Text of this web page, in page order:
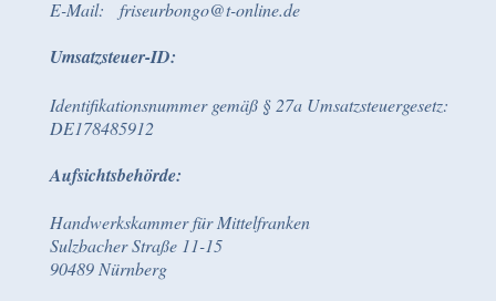
E-Mail: friseurbongo@t-online.de
Umsatzsteuer-ID:
Identifikationsnummer gemäß § 27a Umsatzsteuergesetz:
DE178485912
Aufsichtsbehörde:
Handwerkskammer für Mittelfranken
Sulzbacher Straße 11-15
90489 Nürnberg